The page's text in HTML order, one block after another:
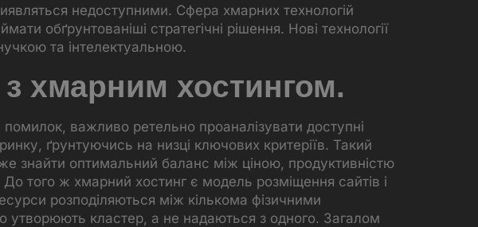
недоступними. Сфера хмарних технологій
обґрунтованіші стратегічні рішення. Нові технології
та інтелектуальною.
хмарним хостингом.
важливо ретельно проаналізувати доступні
ґрунтуючись на низці ключових критеріїв. Такий
знайти оптимальний баланс між ціною, продуктивністю
До того ж хмарний хостинг є модель розміщення сайтів і
розподіляються між кількома фізичними
утворюють кластер, а не надаються з одного. Загалом